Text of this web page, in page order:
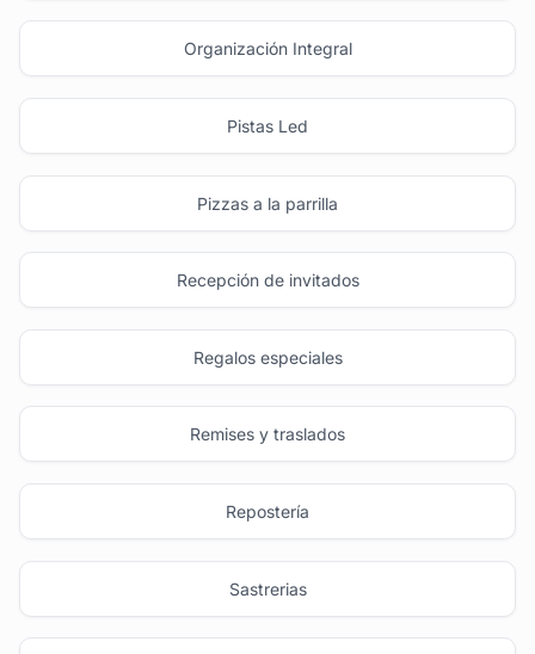
Organización Integral
Pistas Led
Pizzas a la parrilla
Recepción de invitados
Regalos especiales
Remises y traslados
Repostería
Sastrerias